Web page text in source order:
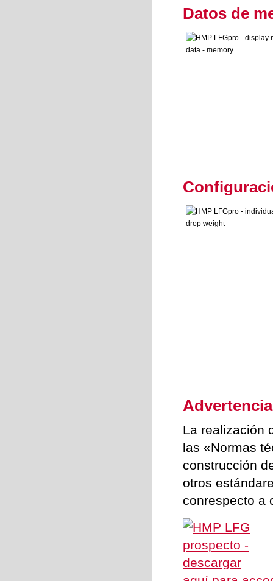
Datos de
Advertencia
La realización
las «Normas
construcción
otros
conrespecto a